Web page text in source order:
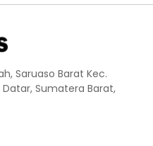
Saruaso Barat Kec.
Sumatera Barat,